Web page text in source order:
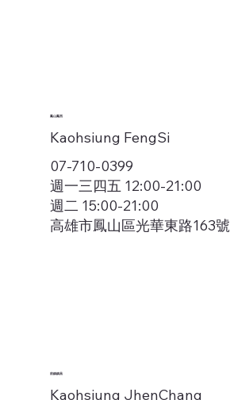
鳳山鳳西
Kaohsiung FengSi
07-710-0399
週一三四五 12:00-21:00
週二 15:00-21:00
高雄市鳳山區光華東路163號
前鎮鎮昌
Kaohsiung JhenChang